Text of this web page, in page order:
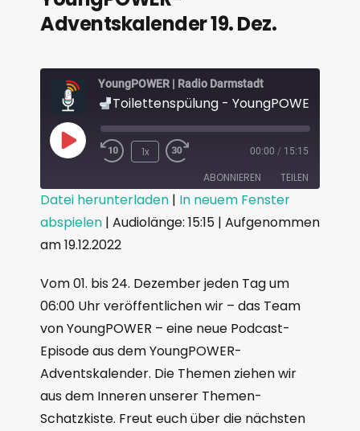
Adventskalender 19. Dez.
YoungPOWER | Radio Darmstadt
Toilettenspülung - YoungPOWER-Adventskalender 19.
1x 00:00 / 15:15
ABONNIEREN TEILEN
RSS FEED
TEILEN
EMBED
Datei herunterladen | In neuem Fenster
abspielen | Audiolänge: 15:15 | Aufgenommen
am 19.12.2022
Vom 01. bis 24. Dezember jeden Tag um
06:00 Uhr veröffentlichen wir – das Team
von YoungPOWER – eine neue Podcast-
Episode aus dem YoungPOWER-
Adventskalender. Die Themen ziehen wir
aus dem Inneren unserer Themen-
Schatzkiste. Freut euch über die nächsten